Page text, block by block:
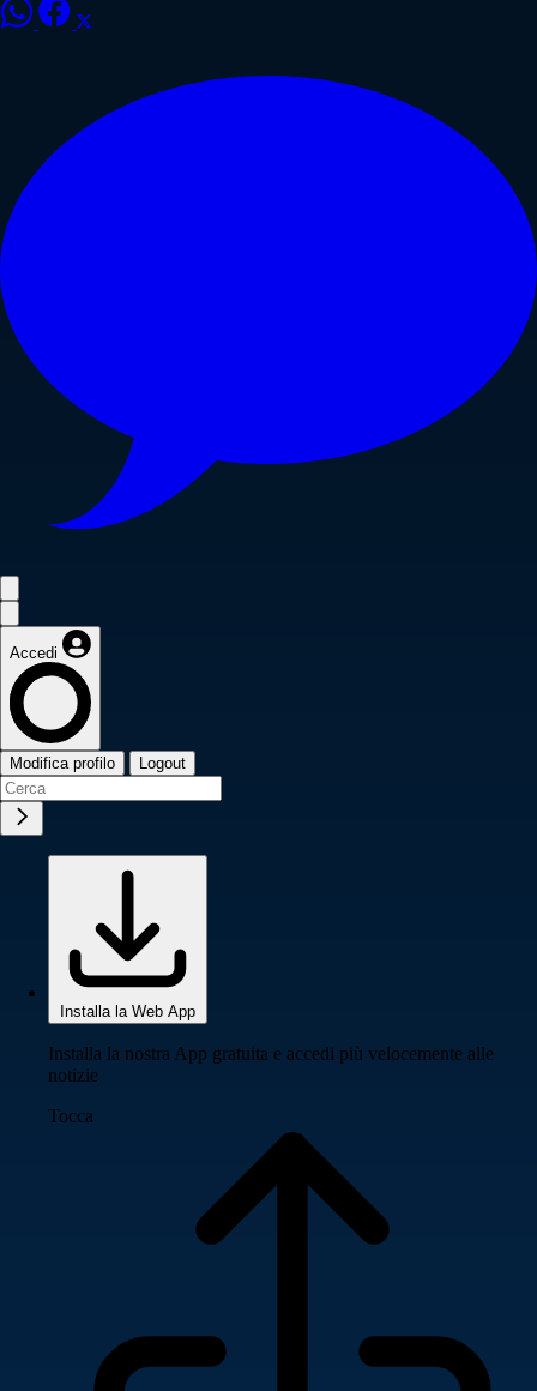
Accedi
Modifica profilo Logout
Installa la Web App
Installa la nostra App gratuita e accedi più velocemente alle
notizie
Tocca